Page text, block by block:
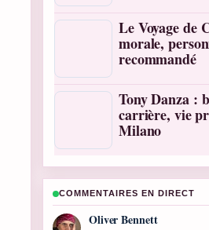
Le Voyage de
morale,
recommandé
Tony Danza :
carrière, vie
Milano
COMMENTAIRES EN DIRECT
Ava Reed